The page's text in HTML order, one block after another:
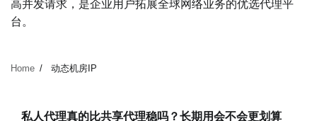
高并发请求，是企业用户拓展全球网络业务的优选代理平
台。
Home 动态机房IP
私人代理真的比共享代理稳吗？长期用会不会更划算